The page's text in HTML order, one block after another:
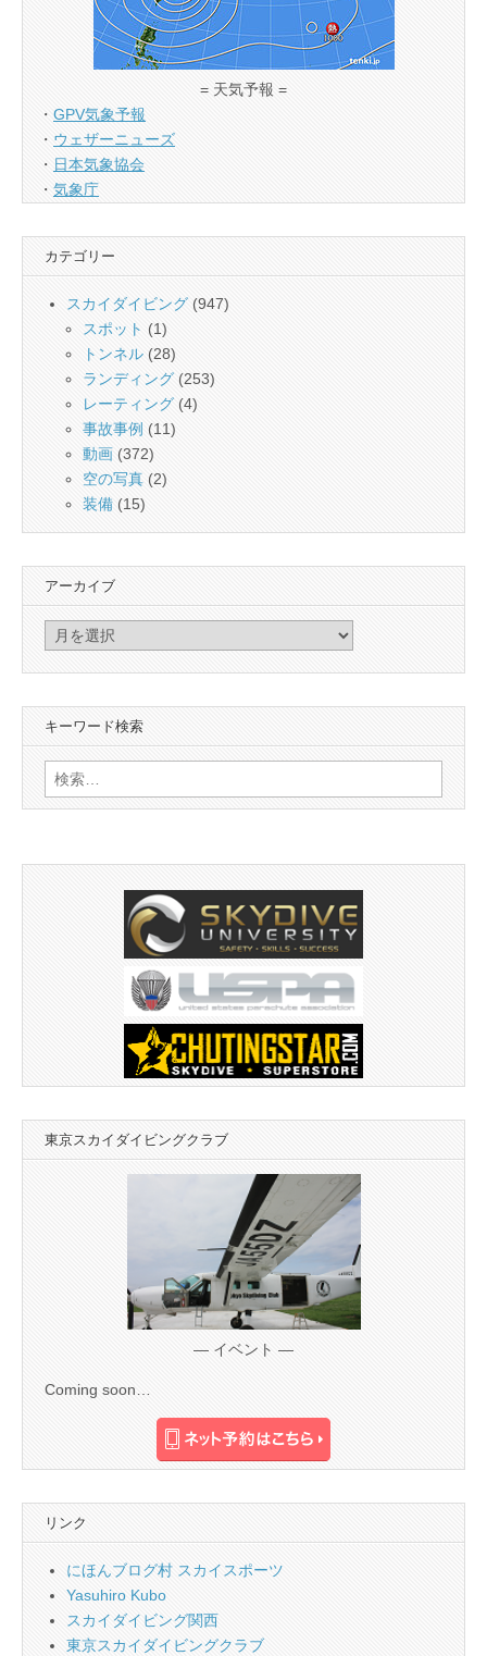
= 天気予報 =
・ GPV気象予報
・ ウェザーニューズ
・ 日本気象協会
・ 気象庁
カテゴリー
スカイダイビング (947)
スポット (1)
トンネル (28)
ランディング(253)
レーティング(4)
事故事例 (11)
動画 (372)
空の写真 (2)
装備 (15)
アーカイブ
イ
キーワード検索
検
索:
東京スカイダイビングクラブ
— イベント —
Coming soon…
リンク
にほんブログ村 スカイスポーツ
Yasuhiro Kubo
スカイダイビング関西
東京スカイダイビングクラブ